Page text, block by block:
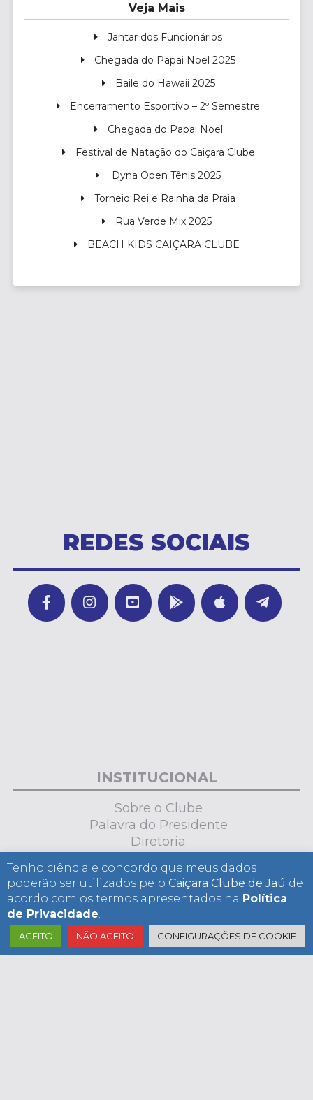
Veja Mais
Jantar dos Funcionários
Chegada do Papai Noel 2025
Baile do Hawaii 2025
Encerramento Esportivo – 2º Semestre
Chegada do Papai Noel
Festival de Natação do Caiçara Clube
Dyna Open Tênis 2025
Torneio Rei e Rainha da Praia
Rua Verde Mix 2025
BEACH KIDS CAIÇARA CLUBE
REDES SOCIAIS
INSTITUCIONAL
Sobre o Clube
Palavra do Presidente
Diretoria
Aconteceu
Aviso de Privacidade
Mídia Kit
CONSELHO
Tenho ciência e concordo que meus dados
poderão ser utilizados pelo Caiçara Clube de Jaú de
acordo com os termos apresentados na Política
de Privacidade.
ACEITO NÃO ACEITO CONFIGURAÇÕES DE COOKIE